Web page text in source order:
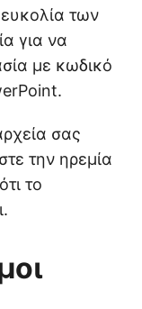
των
για να
με κωδικό
σας
την ηρεμία
το